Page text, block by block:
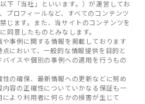
下「当社」といいます。）が運営してお
プロフィールなど、すべてのコンテンツ
じます。また、当サイトのコンテンツを
同意したものとみなします。
事例に関する情報を掲載しております
において、一般的な情報提供を目的と
イスや個別の事例への適用を行うもの
の確保、最新情報への更新などに努め
容の正確性についていかなる保証も一
より利用者に何らかの損害が生じて